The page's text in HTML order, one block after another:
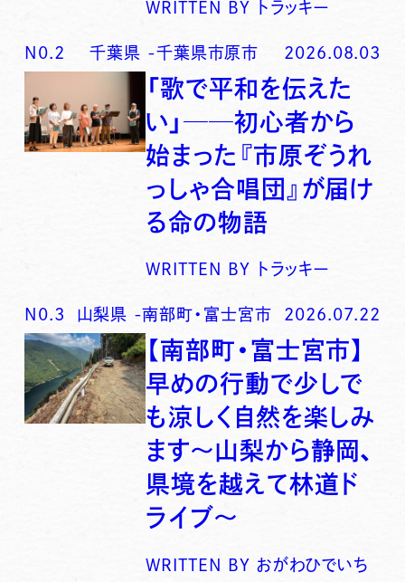
WRITTEN BY トラッキー
N0. 2 千葉県 -千葉県市原市 2026.08.03
「歌で平和を伝えた
い」──初心者から
始まった『市原ぞうれ
っしゃ合唱団』が届け
る命の物語
WRITTEN BY トラッキー
N0. 3 山梨県 -南部町・富士宮市 2026.07.22
【南部町・富士宮市】
早めの行動で少しで
も涼しく自然を楽しみ
ます〜山梨から静岡、
県境を越えて林道ド
ライブ〜
WRITTEN BY おがわひでいち